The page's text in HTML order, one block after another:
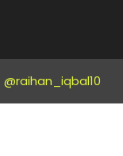
@raihan_iqbal10